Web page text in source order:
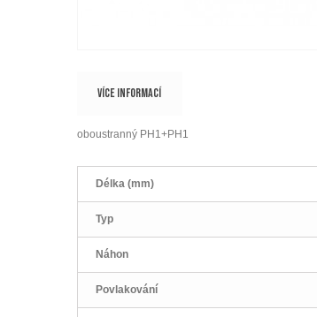
VÍCE INFORMACÍ
oboustranný PH1+PH1
Délka (mm)
Typ
Náhon
Povlakování